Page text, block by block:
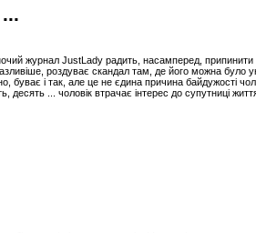
журнал JustLady радить, насамперед, припинити
роздуває скандал там, де його можна
буває і так, але це не єдина причина байдужості
... чоловік втрачає інтерес до супутниці